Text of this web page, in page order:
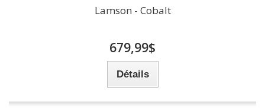
Lamson - Cobalt
679,99$
Détails